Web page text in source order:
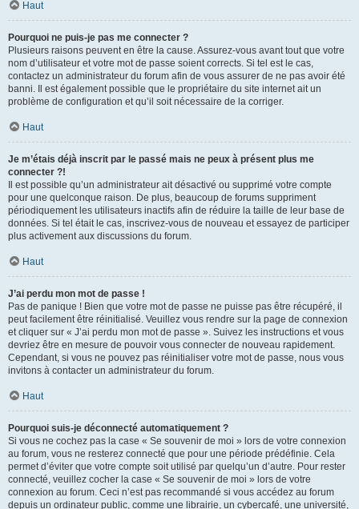
Haut
Pourquoi ne puis-je pas me connecter ?
Plusieurs raisons peuvent en être la cause. Assurez-vous avant tout que votre
nom d’utilisateur et votre mot de passe soient corrects. Si tel est le cas,
contactez un administrateur du forum afin de vous assurer de ne pas avoir été
banni. Il est également possible que le propriétaire du site internet ait un
problème de configuration et qu’il soit nécessaire de la corriger.
Haut
Je m’étais déjà inscrit par le passé mais ne peux à présent plus me
connecter ?!
Il est possible qu’un administrateur ait désactivé ou supprimé votre compte
pour une quelconque raison. De plus, beaucoup de forums suppriment
périodiquement les utilisateurs inactifs afin de réduire la taille de leur base de
données. Si tel était le cas, inscrivez-vous de nouveau et essayez de participer
plus activement aux discussions du forum.
Haut
J’ai perdu mon mot de passe !
Pas de panique ! Bien que votre mot de passe ne puisse pas être récupéré, il
peut facilement être réinitialisé. Veuillez vous rendre sur la page de connexion
et cliquer sur « J’ai perdu mon mot de passe ». Suivez les instructions et vous
devriez être en mesure de pouvoir vous connecter de nouveau rapidement.
Cependant, si vous ne pouvez pas réinitialiser votre mot de passe, nous vous
invitons à contacter un administrateur du forum.
Haut
Pourquoi suis-je déconnecté automatiquement ?
Si vous ne cochez pas la case « Se souvenir de moi » lors de votre connexion
au forum, vous ne resterez connecté que pour une période prédéfinie. Cela
permet d’éviter que votre compte soit utilisé par quelqu’un d’autre. Pour rester
connecté, veuillez cocher la case « Se souvenir de moi » lors de votre
connexion au forum. Ceci n’est pas recommandé si vous accédez au forum
depuis un ordinateur public, comme une librairie, un cybercafé, une université,